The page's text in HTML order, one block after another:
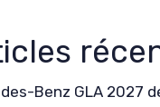
Benz GLA 2027